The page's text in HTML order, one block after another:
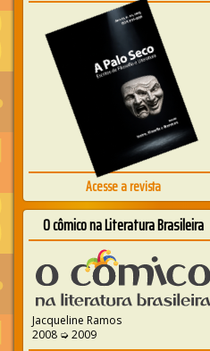
Acesse a revista
O cômico na Literatura Brasileira
Jacqueline Ramos
2008 ➭ 2009